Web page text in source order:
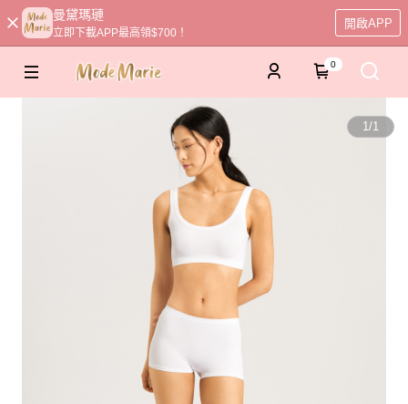
曼黛瑪璉
立即下載APP最高領$700！
開啟APP
0
1/1